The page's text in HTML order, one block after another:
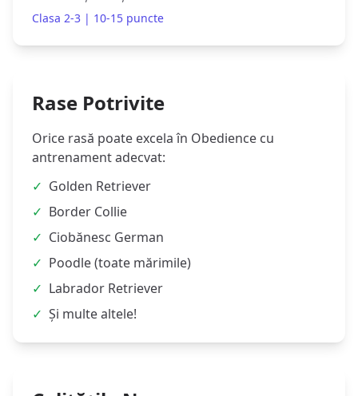
Clasa 2-3 | 10-15 puncte
Rase Potrivite
Orice rasă poate excela în Obedience cu
antrenament adecvat:
✓ Golden Retriever
✓ Border Collie
✓ Ciobănesc German
✓ Poodle (toate mărimile)
✓ Labrador Retriever
✓ Și multe altele!